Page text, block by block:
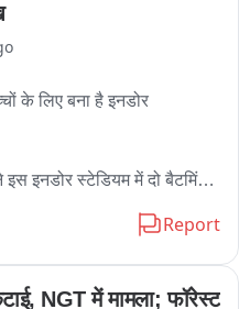
के लिए बना है इनडोर
इनडोर स्टेडियम में दो बैटमिंटन
इनडोर बैडमिनटन कोर्ट बने हैं।
Report
NGT में मामला; फॉरेस्ट